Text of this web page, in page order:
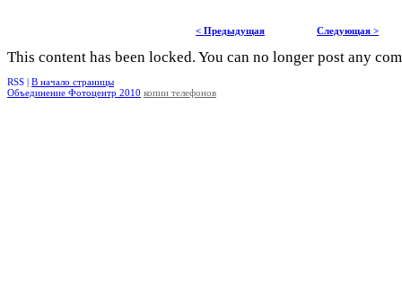
< Предыдущая Следующая >
This content has been locked. You can no longer post any
RSS | В начало страницы
Объединение Фотоцентр 2010 копии телефонов